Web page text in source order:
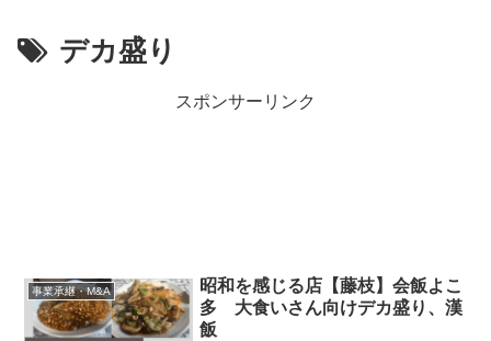
デカ盛り
スポンサーリンク
事業承継・M&A
昭和を感じる店【藤枝】会飯よこ
多 大食いさん向けデカ盛り、漢
飯